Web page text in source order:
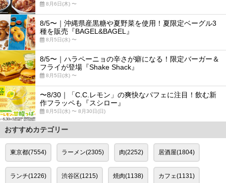
8月6日(木) 〜
8/5〜｜沖縄県産黒糖や夏野菜を使用！夏限定ベーグル3
種を販売『BAGEL&BAGEL』
8月5日(水) 〜
8/5〜｜ハラペーニョの辛さが癖になる！限定バーガー＆
フライが登場『Shake Shack』
8月5日(水) 〜
〜8/30｜「C.C.レモン」の爽快なパフェに注目！飲む新
作フラッペも『スシロー』
8月5日(水) 〜 8月30日(日)
おすすめカテゴリー
東京都(7554) ラーメン(2305) 肉(2252) 居酒屋(1804)
ランチ(1226) 渋谷区(1215) 焼肉(1138) カフェ(1131)